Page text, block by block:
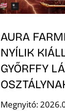
AURA
NYÍLIK
GYŐRFFY
Megnyitó: